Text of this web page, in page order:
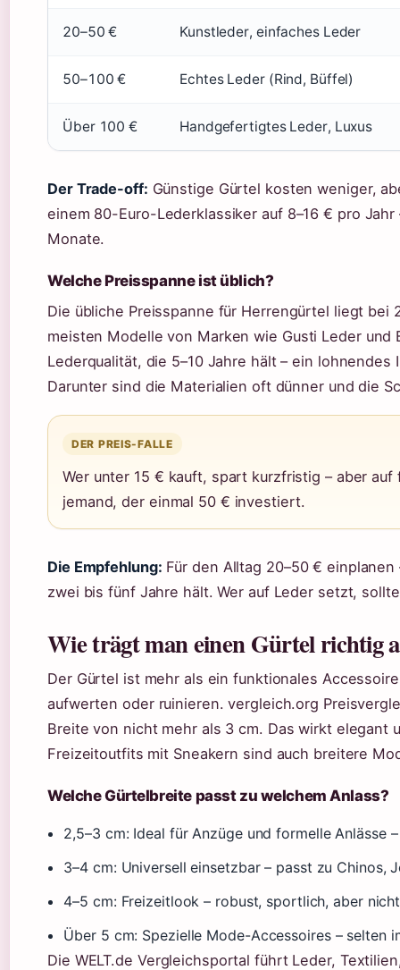
20–50 € Kunstleder, einfaches Leder
50–100 € Echtes Leder (Rind, Büffel)
Über 100 € Handgefertigtes Leder, Luxus
Der Trade-off: Günstige Gürtel kosten weniger,
einem 80-Euro-Lederklassiker auf 8–16 € pro
Monate.
Welche Preisspanne ist üblich?
Die übliche Preisspanne für Herrengürtel liegt bei
meisten Modelle von Marken wie Gusti Leder und
Lederqualität, die 5–10 Jahre hält – ein
Darunter sind die Materialien oft dünner und die
DER PREIS-FALLE
Wer unter 15 € kauft, spart kurzfristig – aber
jemand, der einmal 50 € investiert.
Die Empfehlung: Für den Alltag 20–50 €
zwei bis fünf Jahre hält. Wer auf Leder setzt,
Wie trägt man einen Gürtel richtig
Der Gürtel ist mehr als ein funktionales
aufwerten oder ruinieren. vergleich.org
Breite von nicht mehr als 3 cm. Das wirkt elegant
Freizeitoutfits mit Sneakern sind auch breitere
Welche Gürtelbreite passt zu welchem Anlass?
2,5–3 cm: Ideal für Anzüge und formelle Anlässe
3–4 cm: Universell einsetzbar – passt zu Chinos,
4–5 cm: Freizeitlook – robust, sportlich, aber
Über 5 cm: Spezielle Mode-Accessoires – selten
Die WELT.de Vergleichsportal führt Leder,